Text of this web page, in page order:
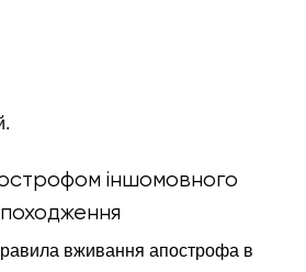
іншомовного
походження
вживання апострофа в